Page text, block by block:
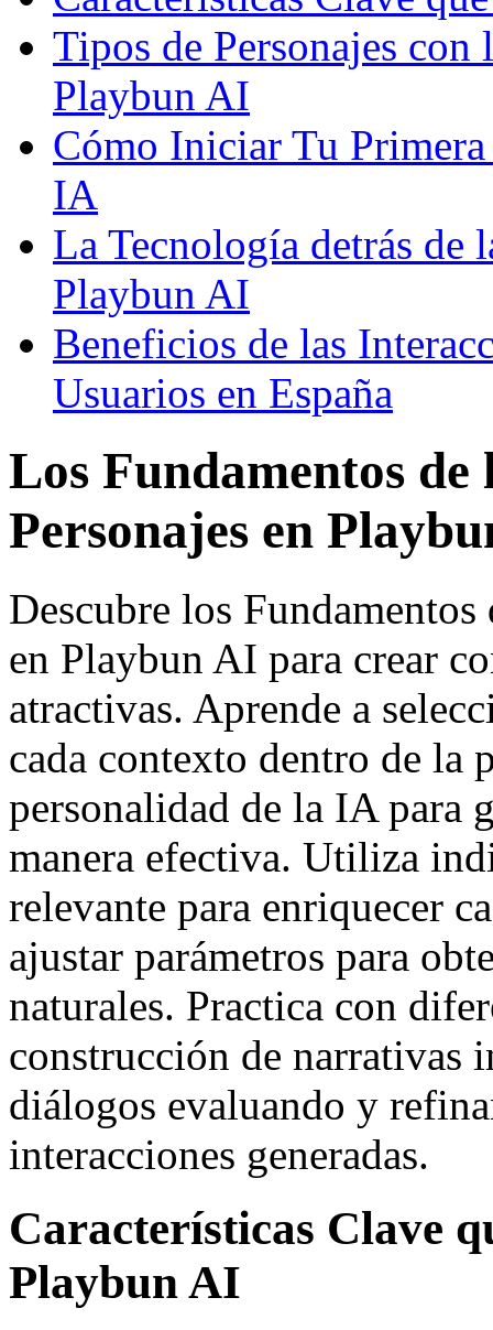
Tipos de Personajes con
Playbun AI
Cómo Iniciar Tu
IA
La Tecnología detrás de
Playbun AI
Beneficios de las
Usuarios en España
Los Fundamentos
Personajes en
Descubre los
en Playbun AI para crear
atractivas. Aprende a
cada contexto dentro de la
personalidad de la IA para
manera efectiva. Utiliza
relevante para enriquecer
ajustar parámetros para
naturales. Practica con
construcción de narrativas
diálogos evaluando y
interacciones generadas.
Características Clave
Playbun AI